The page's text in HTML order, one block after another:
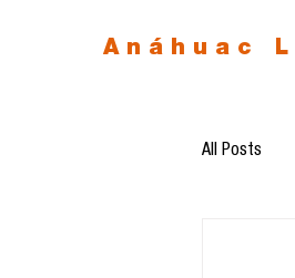
Anáhuac
All Posts